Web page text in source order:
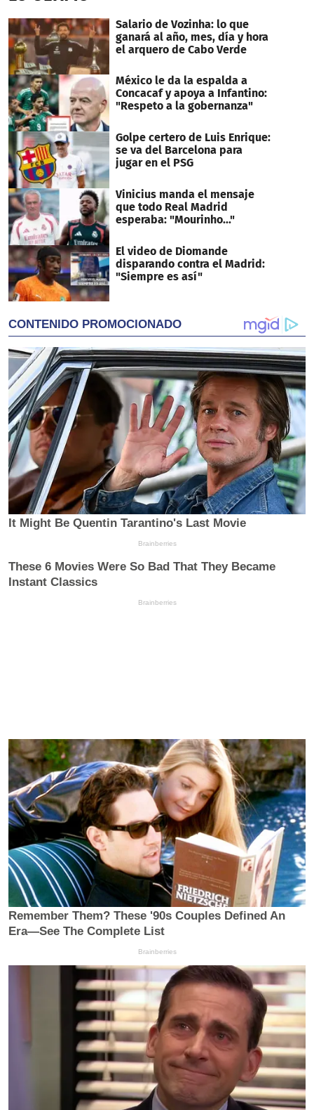
Salario de Vozinha: lo que
ganará al año, mes, día y hora
el arquero de Cabo Verde
México le da la espalda a
Concacaf y apoya a Infantino:
"Respeto a la gobernanza"
Golpe certero de Luis Enrique:
se va del Barcelona para
jugar en el PSG
Vinicius manda el mensaje
que todo Real Madrid
esperaba: "Mourinho..."
El video de Diomande
disparando contra el Madrid:
"Siempre es así"